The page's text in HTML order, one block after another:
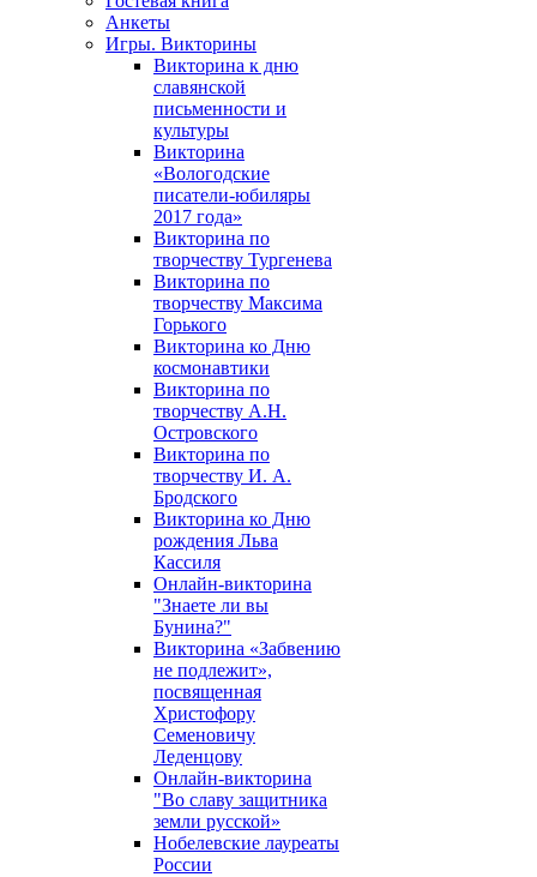
Анкеты
Игры. Викторины
Викторина к дню
славянской
письменности и
культуры
Викторина
«Вологодские
писатели-юбиляры
2017 года»
Викторина по
творчеству Тургенева
Викторина по
творчеству Максима
Горького
Викторина ко Дню
космонавтики
Викторина по
творчеству А.Н.
Островского
Викторина по
творчеству И. А.
Бродского
Викторина ко Дню
рождения Льва
Кассиля
Онлайн-викторина
"Знаете ли вы
Бунина?"
Викторина «Забвению
не подлежит»,
посвященная
Христофору
Семеновичу
Леденцову
Онлайн-викторина
"Во славу защитника
земли русской»
Нобелевские лауреаты
России